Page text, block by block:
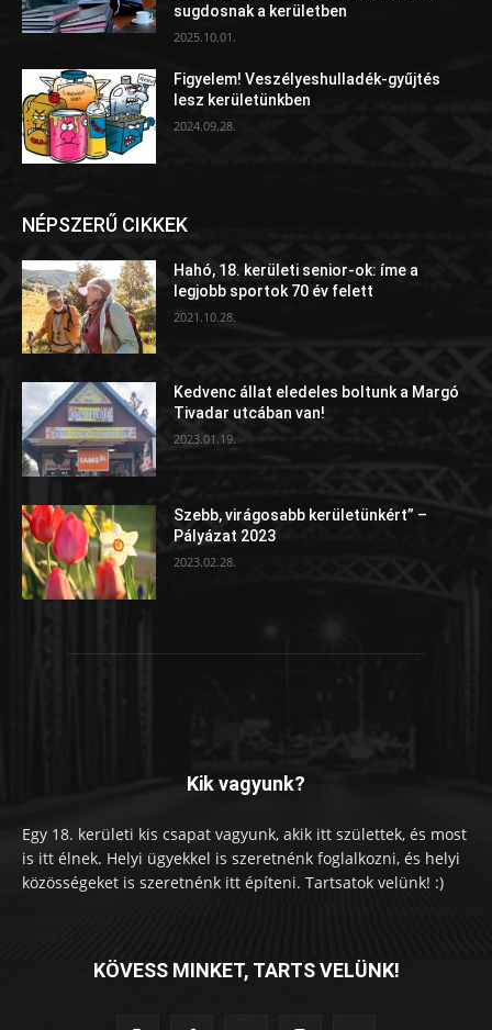
sugdosnak a kerületben
2025.10.01.
Figyelem! Veszélyeshulladék-gyűjtés
lesz kerületünkben
2024.09.28.
NÉPSZERŰ CIKKEK
Hahó, 18. kerületi senior-ok: íme a
legjobb sportok 70 év felett
2021.10.28.
Kedvenc állat eledeles boltunk a Margó
Tivadar utcában van!
2023.01.19.
Szebb, virágosabb kerületünkért” –
Pályázat 2023
2023.02.28.
Kik vagyunk?
Egy 18. kerületi kis csapat vagyunk, akik itt születtek, és most
is itt élnek. Helyi ügyekkel is szeretnénk foglalkozni, és helyi
közösségeket is szeretnénk itt építeni. Tartsatok velünk! :)
KÖVESS MINKET, TARTS VELÜNK!